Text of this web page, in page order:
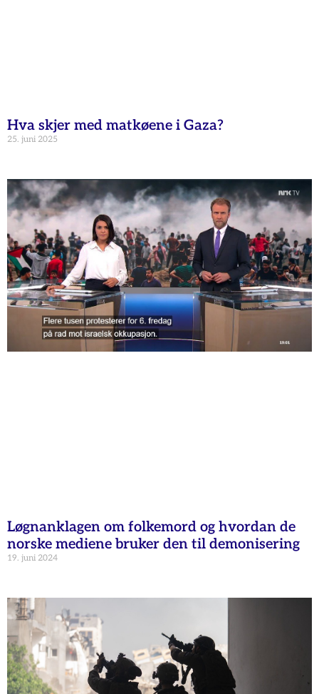
Hva skjer med matkøene i Gaza?
25. juni 2025
Løgnanklagen om folkemord og hvordan de
norske mediene bruker den til demonisering
19. juni 2024